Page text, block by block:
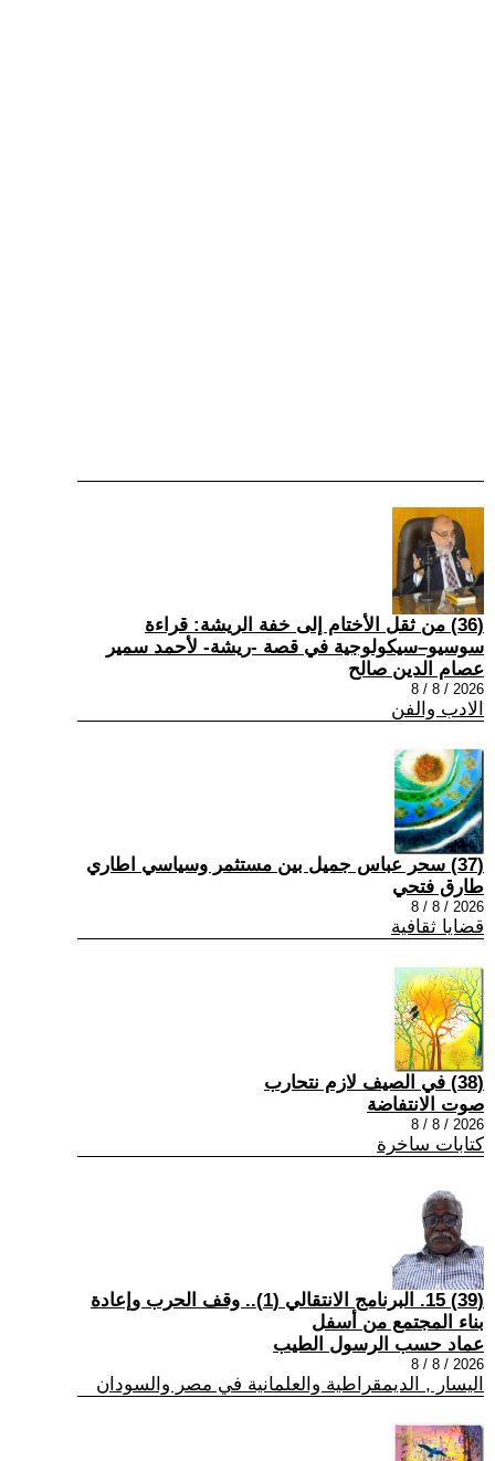
(36) من ثقل الأختام إلى خفة الريشة: قراءة
سوسيو–سيكولوجية في قصة -ريشة- لأحمد سمير
عصام الدين صالح
2026 / 8 / 8
الادب والفن
(37) سحر عباس جميل بين مستثمر وسياسي اطاري
طارق فتحي
2026 / 8 / 8
قضايا ثقافية
(38) في الصيف لازم نتحارب
صوت الانتفاضة
2026 / 8 / 8
كتابات ساخرة
(39) 15. البرنامج الانتقالي (1).. وقف الحرب وإعادة
بناء المجتمع من أسفل
عماد حسب الرسول الطيب
2026 / 8 / 8
اليسار , الديمقراطية والعلمانية في مصر والسودان